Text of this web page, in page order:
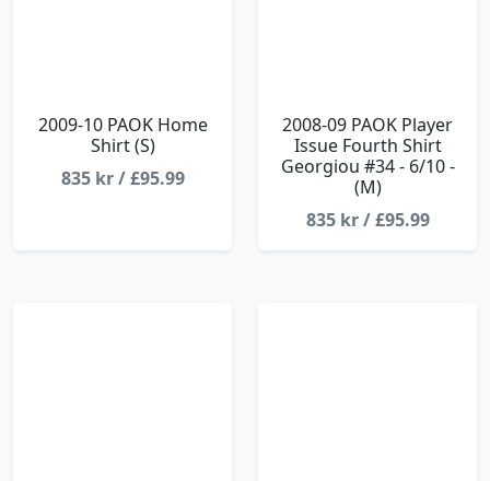
2009-10 PAOK Home
Shirt (S)
835 kr / £95.99
2008-09 PAOK Player
Issue Fourth Shirt
Georgiou #34 - 6/10 -
(M)
835 kr / £95.99